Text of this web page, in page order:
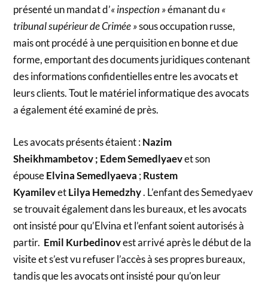
présenté un mandat d’« inspection »émanant du«
tribunal supérieur de Crimée »sous occupation russe,
mais ont procédé à une perquisition en bonne et due
forme, emportant des documents juridiques contenant
des informations confidentielles entre les avocats et
leurs clients. Tout le matériel informatique des avocats
a également été examiné de près.
Les avocats présents étaient :Nazim
Sheikhmambetov ; Edem Semedlyaevet son
épouseElvina Semedlyaeva ;Rustem
KyamilevetLilya Hemedzhy. L’enfant des Semedyaev
se trouvait également dans les bureaux, et les avocats
ont insisté pour qu’Elvina et l’enfant soient autorisés à
partir. Emil Kurbedinovest arrivé après le début de la
visite et s’est vu refuser l’accès à ses propres bureaux,
tandis que les avocats ont insisté pour qu’on leur